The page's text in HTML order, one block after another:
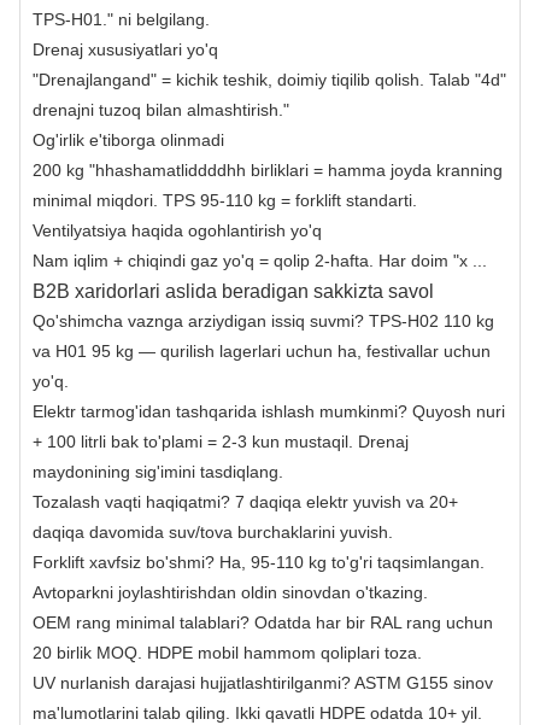
TPS-H01." ni belgilang.
Drenaj xususiyatlari yo'q
"Drenajlangand" = kichik teshik, doimiy tiqilib qolish. Talab "4d"
drenajni tuzoq bilan almashtirish."
Og'irlik e'tiborga olinmadi
200 kg "hhashamatliddddhh birliklari = hamma joyda kranning
minimal miqdori. TPS 95-110 kg = forklift standarti.
Ventilyatsiya haqida ogohlantirish yo'q
Nam iqlim + chiqindi gaz yo'q = qolip 2-hafta. Har doim "x ...
B2B xaridorlari aslida beradigan sakkizta savol
Qo'shimcha vaznga arziydigan issiq suvmi? TPS-H02 110 kg
va H01 95 kg — qurilish lagerlari uchun ha, festivallar uchun
yo'q.
Elektr tarmog'idan tashqarida ishlash mumkinmi? Quyosh nuri
+ 100 litrli bak to'plami = 2-3 kun mustaqil. Drenaj
maydonining sig'imini tasdiqlang.
Tozalash vaqti haqiqatmi? 7 daqiqa elektr yuvish va 20+
daqiqa davomida suv/tova burchaklarini yuvish.
Forklift xavfsiz bo'shmi? Ha, 95-110 kg to'g'ri taqsimlangan.
Avtoparkni joylashtirishdan oldin sinovdan o'tkazing.
OEM rang minimal talablari? Odatda har bir RAL rang uchun
20 birlik MOQ. HDPE mobil hammom qoliplari toza.
UV nurlanish darajasi hujjatlashtirilganmi? ASTM G155 sinov
ma'lumotlarini talab qiling. Ikki qavatli HDPE odatda 10+ yil.